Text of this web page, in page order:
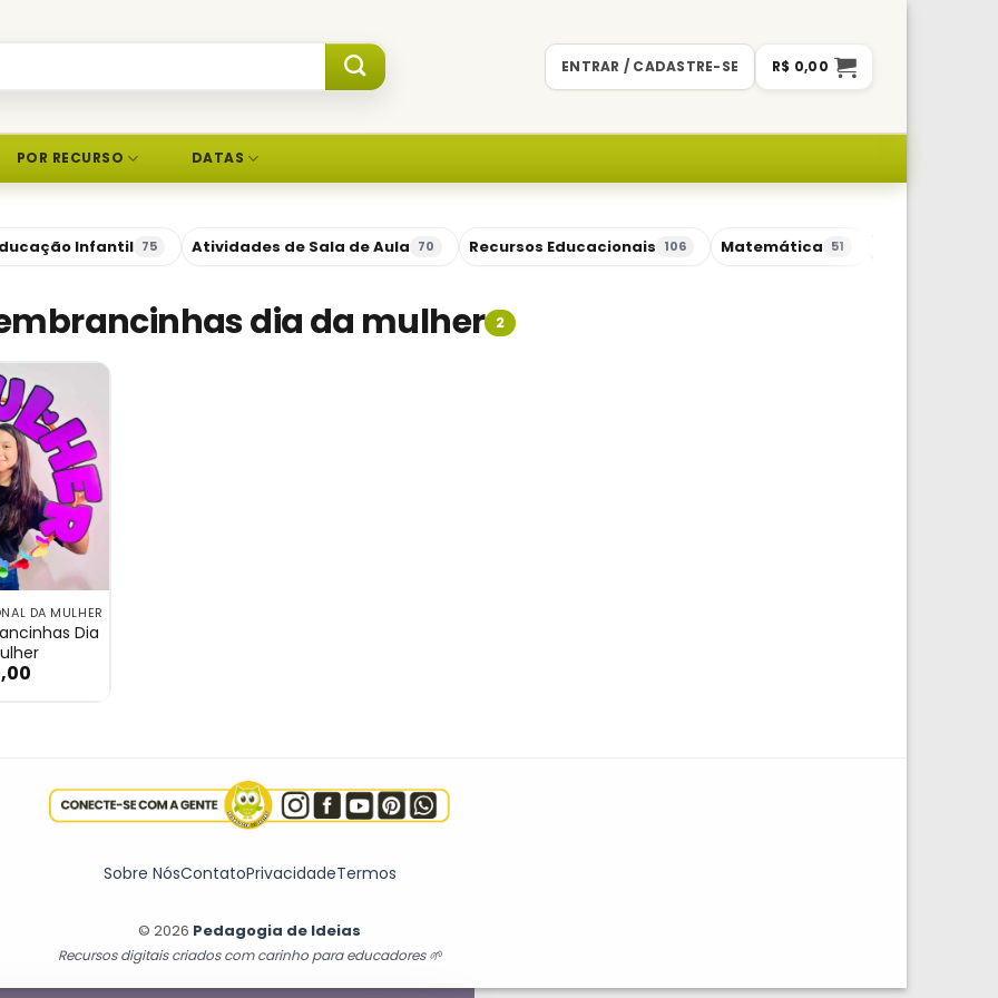
ENTRAR / CADASTRE-SE R$ 0,00
POR RECURSO DATAS
Infantil 75 Atividades de Sala de Aula 70 Recursos Educacionais 106 Matemática 51
dia da mulher 2
Dia da Mulher
DA MULHER
Dia
Lembrancinhas Dia da Mulher
Sobre NósContatoPrivacidadeTermos
© 2026 Pedagogia de Ideias
Recursos digitais criados com carinho para educadores 🌱